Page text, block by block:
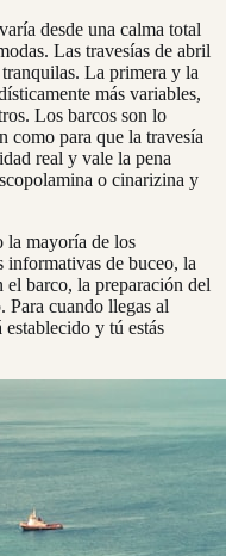
desde una calma total
Las travesías de abril
La primera y la
más variables,
Los barcos son lo
como para que la travesía
real y vale la pena
o cinarizina y
la mayoría de los
informativas de buceo, la
el barco, la preparación del
Para cuando llegas al
y tú estás